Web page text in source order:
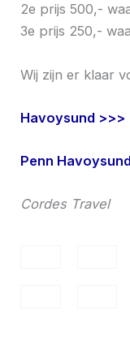
2e prijs 500,-
3e prijs 250,-
Wij zijn er klaar
Havoysund >>>
Penn
Cordes Travel